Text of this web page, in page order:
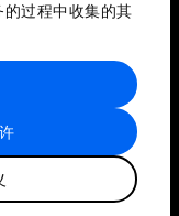
过程中收集的其